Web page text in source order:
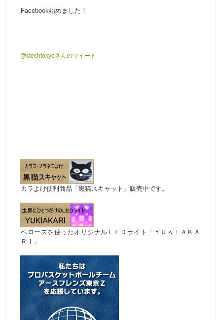
Facebook始めました！
@stechtokyoさんのツイート
カラよけ便利商品「黒猫スキャット」販売中です。
ベローズを使ったオリジナルＬＥＤライト「ＹＵＫＩＡＫＡ
ＲＩ」